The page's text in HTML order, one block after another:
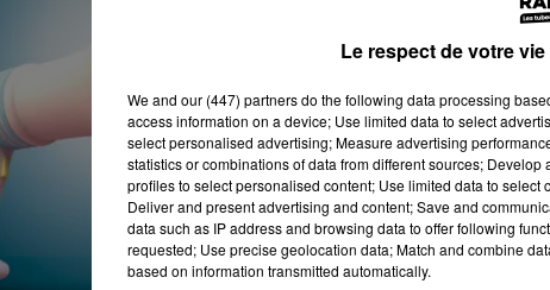
Le respect de votre
We and our (447) partnersdo the following data processing
access information on a device; Use limited data to select
select personalised advertising; Measure advertising
statistics or combinations of data from different sources;
profiles to select personalised content; Use limited data to
Deliver and present advertising and content; Save and
data such as IP address and browsing data to offer following
requested; Use precise geolocation data; Match and combine
based on information transmitted automatically.